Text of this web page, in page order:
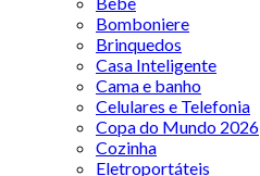
Bomboniere
Brinquedos
Casa Inteligente
Cama e banho
Celulares e Telefonia
Copa do Mundo 2026
Cozinha
Eletroportáteis